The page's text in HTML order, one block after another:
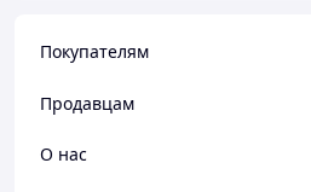
сверления
Покупателям
Продавцам
О нас